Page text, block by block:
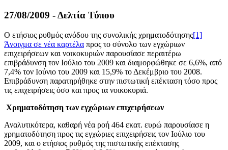
27/08/2009 - Δελτία Τύπου
Ο ετήσιος ρυθμός ανόδου της συνολικής χρηματοδότησης[1]
Άνοιγμα σε νέα καρτέλα προς το σύνολο των εγχώριων
επιχειρήσεων και νοικοκυριών παρουσίασε περαιτέρω
επιβράδυνση τον Ιούλιο του 2009 και διαμορφώθηκε σε 6,6%, από
7,4% τον Ιούνιο του 2009 και 15,9% το Δεκέμβριο του 2008.
Επιβράδυνση παρατηρήθηκε στην πιστωτική επέκταση τόσο προς
τις επιχειρήσεις όσο και προς τα νοικοκυριά.
Χρηματοδότηση των εγχώριων επιχειρήσεων
Αναλυτικότερα, καθαρή νέα ροή 464 εκατ. ευρώ παρουσίασε η
χρηματοδότηση προς τις εγχώριες επιχειρήσεις τον Ιούλιο του
2009, και ο ετήσιος ρυθμός της πιστωτικής επέκτασης